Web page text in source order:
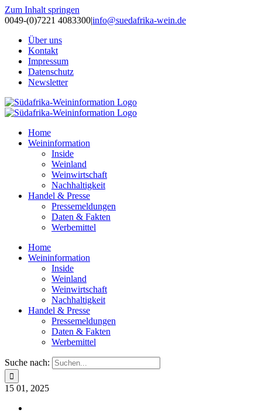
Zum Inhalt springen
0049-(0)7221 4083300|info@suedafrika-wein.de
Über uns
Kontakt
Impressum
Datenschutz
Newsletter
Home
Weininformation
Inside
Weinland
Weinwirtschaft
Nachhaltigkeit
Handel & Presse
Pressemeldungen
Daten & Fakten
Werbemittel
Home
Weininformation
Inside
Weinland
Weinwirtschaft
Nachhaltigkeit
Handel & Presse
Pressemeldungen
Daten & Fakten
Werbemittel
Suche nach:
15 01, 2025